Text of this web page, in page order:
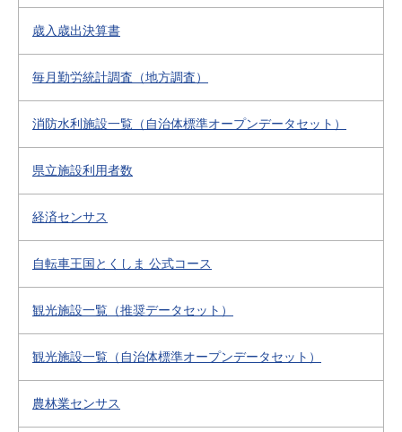
歳入歳出決算書
毎月勤労統計調査（地方調査）
消防水利施設一覧（自治体標準オープンデータセット）
県立施設利用者数
経済センサス
自転車王国とくしま 公式コース
観光施設一覧（推奨データセット）
観光施設一覧（自治体標準オープンデータセット）
農林業センサス